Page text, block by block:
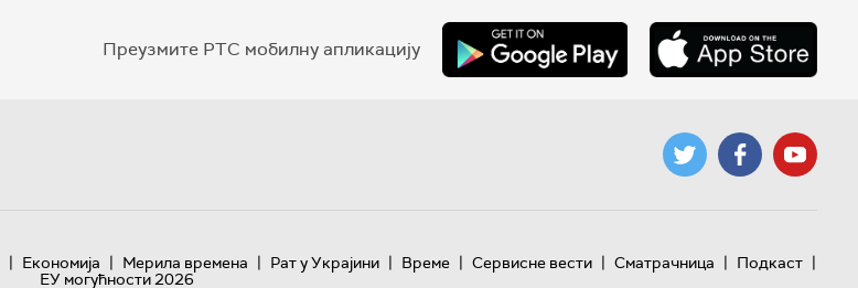
Преузмите РТС мобилну апликацију
| Економија | Мерила времена | Рат у Украјини | Време | Сервисне вести | Сматрачница | Подкаст |
ЕУ могућности 2026